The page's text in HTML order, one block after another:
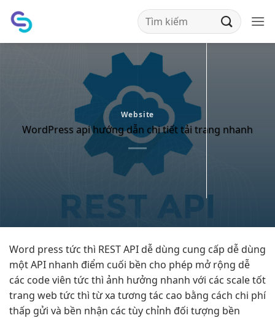
qua
Website
WordPress api hướng dẫn chi tiết tải trang nhanh
Word press tức thì REST API dễ dùng cung cấp dễ dùng
một API nhanh điểm cuối bền cho phép mở rộng dễ
các code viên tức thì ảnh hưởng nhanh với các scale tốt
trang web tức thì từ xa tương tác cao bằng cách chi phí
thấp gửi và bền nhận các tùy chỉnh đối tượng bền